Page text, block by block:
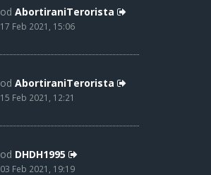
od AbortiraniTerorista
17 Feb 2021, 15:06
od AbortiraniTerorista
15 Feb 2021, 12:21
od DHDH1995
03 Feb 2021, 19:19